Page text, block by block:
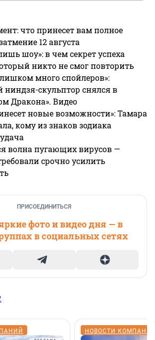
что принесет вам полное
12 августа
шоу»: в чем секрет успеха
никто не смог повторить
много спойлеров»:
ниндзя-скульптор снялся в
Дракона». Видео
новые возможности»: Тамара
кому из знаков зодиака
волна пугающих вирусов —
срочно усилить
ПРИСОЕДИНИТЬСЯ
фото и видео дня — в
в социальных сетях
НОВОСТИ